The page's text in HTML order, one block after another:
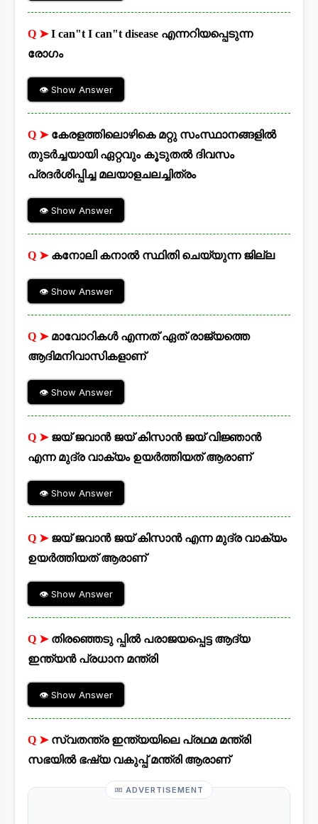
Q ➤I can"t I can"t disease എന്നറിയപ്പെടുന്ന
രോഗം
👁 Show Answer
Q ➤ കേരളത്തിലൊഴികെ മറ്റു സംസ്ഥാനങ്ങളിൽ
തുടർച്ചയായി ഏറ്റവും കൂടുതൽ ദിവസം
പ്രദർശിപ്പിച്ച മലയാളചലച്ചിത്രം
👁 Show Answer
Q ➤ കനോലി കനാൽ സ്ഥിതി ചെയ്യുന്ന ജില്ല
👁 Show Answer
Q ➤ മാവോറികൾ എന്നത് ഏത് രാജ്യത്തെ
ആദിമനിവാസികളാണ്
👁 Show Answer
Q ➤ ജയ് ജവാൻ ജയ് കിസാൻ ജയ് വിജ്ഞാൻ
എന്ന മുദ്ര വാക്യം ഉയർത്തിയത് ആരാണ്
👁 Show Answer
Q ➤ ജയ് ജവാൻ ജയ് കിസാൻ എന്ന മുദ്ര വാക്യം
ഉയർത്തിയത് ആരാണ്
👁 Show Answer
Q ➤ തിരഞ്ഞെടു പ്പിൽ പരാജയപ്പെട്ട ആദ്യ
ഇന്ത്യൻ പ്രധാന മന്ത്രി
👁 Show Answer
Q ➤ സ്വതന്ത്ര ഇന്ത്യയിലെ പ്രഥമ മന്ത്രി
സഭയിൽ ഭഷ്യ വകുപ്പ് മന്ത്രി ആരാണ്
ADVERTISEMENT